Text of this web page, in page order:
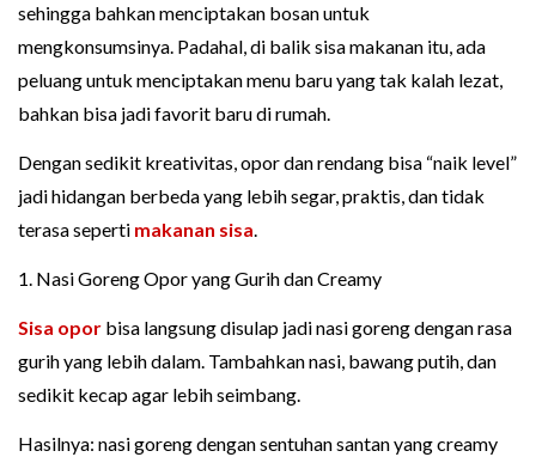
sehingga bahkan menciptakan bosan untuk
mengkonsumsinya. Padahal, di balik sisa makanan itu, ada
peluang untuk menciptakan menu baru yang tak kalah lezat,
bahkan bisa jadi favorit baru di rumah.
Dengan sedikit kreativitas, opor dan rendang bisa “naik level”
jadi hidangan berbeda yang lebih segar, praktis, dan tidak
terasa seperti makanan sisa.
1. Nasi Goreng Opor yang Gurih dan Creamy
Sisa opor bisa langsung disulap jadi nasi goreng dengan rasa
gurih yang lebih dalam. Tambahkan nasi, bawang putih, dan
sedikit kecap agar lebih seimbang.
Hasilnya: nasi goreng dengan sentuhan santan yang creamy